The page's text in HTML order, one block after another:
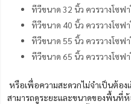
ทีวีขนาด 32 นิ้ว ควรวางโซฟ
ทีวีขนาด 40 นิ้ว ควรวางโซฟ
ทีวีขนาด 55 นิ้ว ควรวางโซฟ
ทีวีขนาด 65 นิ้ว ควรวางโซฟ
หรือเพื่อความสะดวกไม่จำเป็นต้อ
สามารถดูระยะและขนาดของพื้นที่